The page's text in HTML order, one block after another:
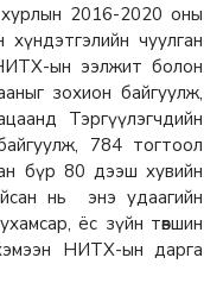
хурлын 2016-2020 оны
чуулган
НИТХ-ын ээлжит болон
зохион байгуулж,
Тэргүүлэгчдийн
784 тогтоол
бүр 80 дээш хувийн
нь энэ удаагийн
ёс зүйн төвшин
НИТХ-ын дарга